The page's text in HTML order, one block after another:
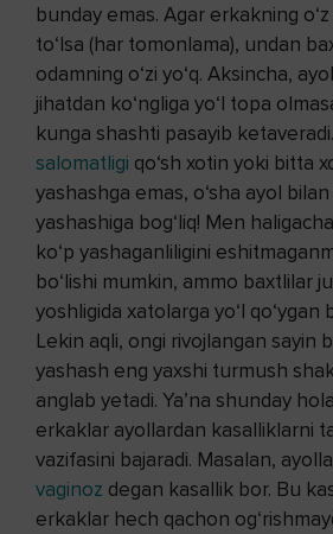
bunday emas. Agar erkakning
to‘lsa (har tomonlama), undan
odamning o‘zi yo‘q. Aksincha,
jihatdan ko‘ngliga yo‘l topa
kunga shashti pasayib ketaveradi.
salomatligi qo‘sh xotin yoki bitta
yashashga emas, o‘sha ayol
yashashiga bog‘liq! Men
ko‘p yashaganliligini
bo‘lishi mumkin, ammo baxtlilar
yoshligida xatolarga yo‘l qo‘ygan
Lekin aqli, ongi rivojlangan sayin
yashash eng yaxshi turmush
anglab yetadi. Ya’na shunday
erkaklar ayollardan kasalliklarni
vazifasini bajaradi. Masalan,
vaginoz degan kasallik bor. Bu
erkaklar hech qachon